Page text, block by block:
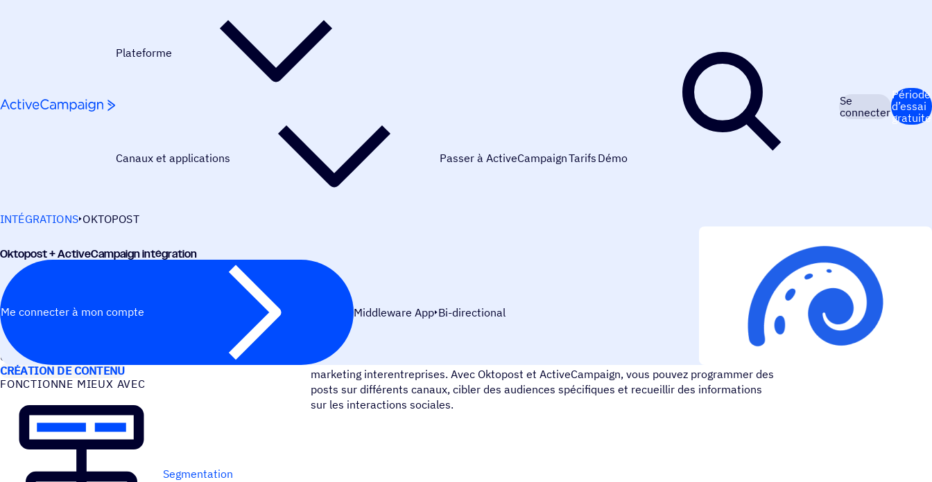
Plateforme
Canaux et applications Passer à ActiveCampaignTarifs Démo
Se
connecter
Période
d’essai
gratuite
INTÉGRATIONS OKTOPOST
Okto­post + ActiveCampaign intégration
Me connecter à mon compte Middleware App Bi-directional
CAS D’UTILISATION
CRÉATION DE CONTENU
FONC­TIONNE MIEUX AVEC
Segmentation
Oktopost est une plateforme de gestion des médias sociaux pour les spécialistes du
marketing interentreprises. Avec Oktopost et ActiveCampaign, vous pouvez programmer des
posts sur différents canaux, cibler des audiences spécifiques et recueillir des informations
sur les interactions sociales.